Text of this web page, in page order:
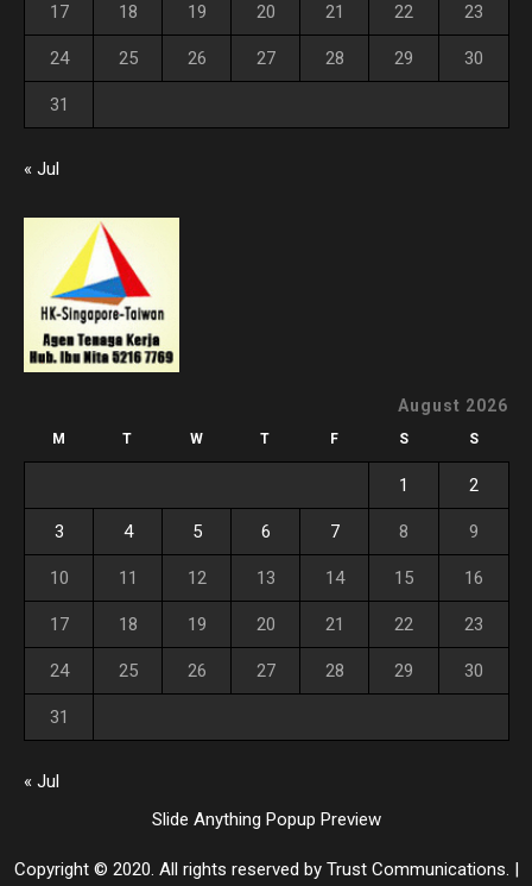
17 18 19 20 21 22 23
24 25 26 27 28 29 30
31
« Jul
August 2026
M T W T F S S
1 2
3 4 5 6 7 8 9
10 11 12 13 14 15 16
17 18 19 20 21 22 23
24 25 26 27 28 29 30
31
« Jul
Slide Anything Popup Preview
Copyright © 2020. All rights reserved by Trust Communications. |